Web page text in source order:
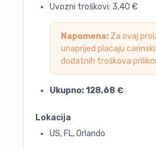
Uvozni troškovi: 3,40 €
Napomena: Za ovaj
unaprijed plaćaju
dodatnih troškova
Ukupno:128,68 €
Lokacija
US, FL, Orlando